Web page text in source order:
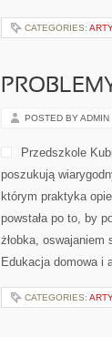
CATEGORIES:
POSTED BY ADMIN
Przedszkole
poszukują
którym praktyka
powstała po to, by
żłobka,
Edukacja domowa i
CATEGORIES: